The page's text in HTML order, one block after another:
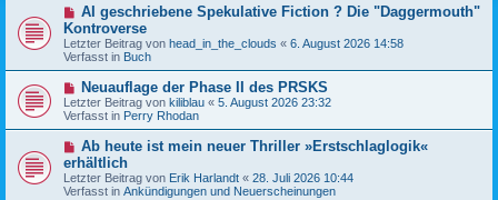
B
e
i
t
r
a
g
N
u
e
r
B
i
t
r
g
AI geschriebene Spekulative Fiction ? Die "Daggermouth"
Kontroverse
Letzter Beitrag von head_in_the_clouds « 6. August 2026 14:58
Verfasst in Buch
N
e
u
e
B
e
i
t
Neuauflage der Phase II des PRSKS
Letzter Beitrag von kiliblau « 5. August 2026 23:32
Verfasst in Perry Rhodan
N
e
u
e
r
Ab heute ist mein neuer Thriller »Erstschlaglogik«
erhältlich
Letzter Beitrag von Erik Harlandt « 28. Juli 2026 10:44
Verfasst in Ankündigungen und Neuerscheinungen